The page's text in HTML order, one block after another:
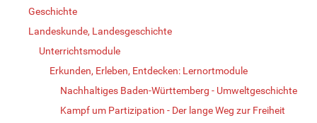
Geschichte
Landeskunde, Landesgeschichte
Unterrichtsmodule
Erkunden, Erleben, Entdecken: Lernortmodule
Nachhaltiges Baden-Württemberg - Umweltgeschichte
Kampf um Partizipation - Der lange Weg zur Freiheit